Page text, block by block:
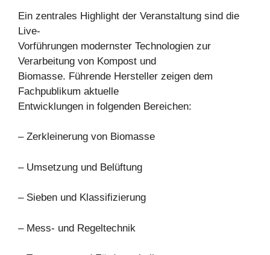
Ein zentrales Highlight der Veranstaltung sind die
Live-
Vorführungen modernster Technologien zur
Verarbeitung von Kompost und
Biomasse. Führende Hersteller zeigen dem
Fachpublikum aktuelle
Entwicklungen in folgenden Bereichen:
– Zerkleinerung von Biomasse
– Umsetzung und Belüftung
– Sieben und Klassifizierung
– Mess- und Regeltechnik